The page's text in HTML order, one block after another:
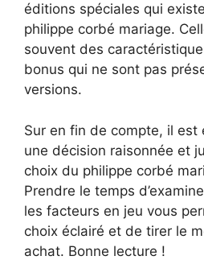
éditions spéciales qui
philippe corbé mariage.
souvent des
bonus qui ne sont pas
versions.
Sur en fin de compte, il est
une décision raisonnée et
choix du philippe corbé
Prendre le temps
les facteurs en jeu vous
choix éclairé et de tirer le
achat. Bonne lecture !